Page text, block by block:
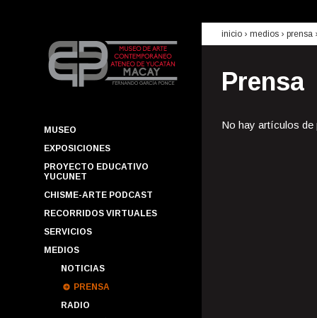
MUSEO
EXPOSICIONES
PROYECTO EDUCATIVO
YUCUNET
CHISME-ARTE PODCAST
RECORRIDOS VIRTUALES
SERVICIOS
MEDIOS
NOTICIAS
PRENSA
RADIO
inicio › medios › prensa
Prensa
No hay artículos de